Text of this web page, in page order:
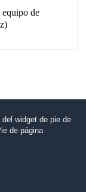
equipo de
widget de pie de
de página